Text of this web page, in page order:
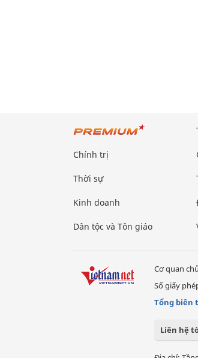
Chính trị
Thời sự
Kinh doanh
Dân tộc và Tôn giáo
Cơ quan
Số giấy
Tổng biên
Liên hệ